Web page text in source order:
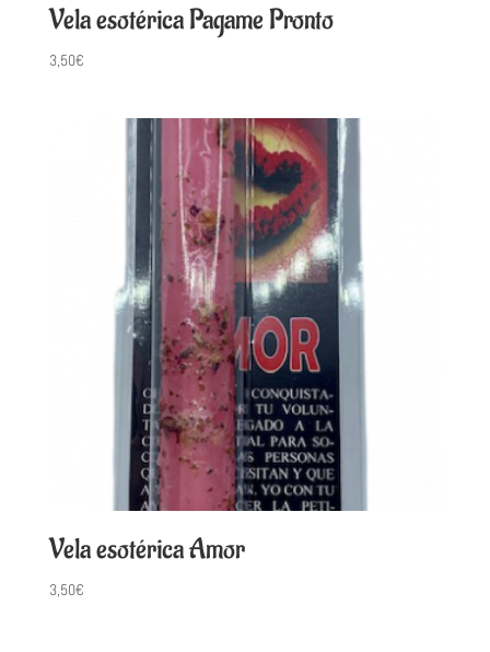
Vela esotérica Pagame Pronto
3,50€
Vela esotérica Amor
3,50€